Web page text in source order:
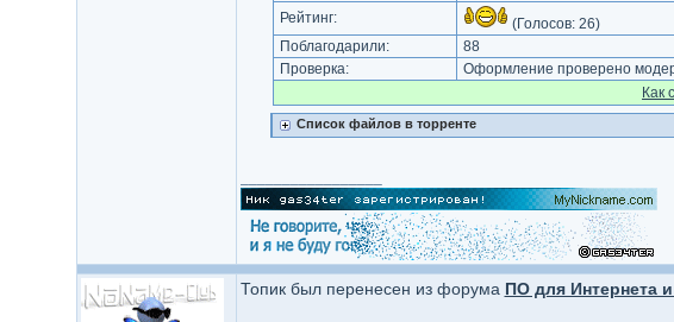
Рейтинг: (Голосов: 26)
Поблагодарили:
88
Проверка:
Оформление проверено
Как
Список файлов в торренте
Топик был перенесен из форума ПО для Интернета и